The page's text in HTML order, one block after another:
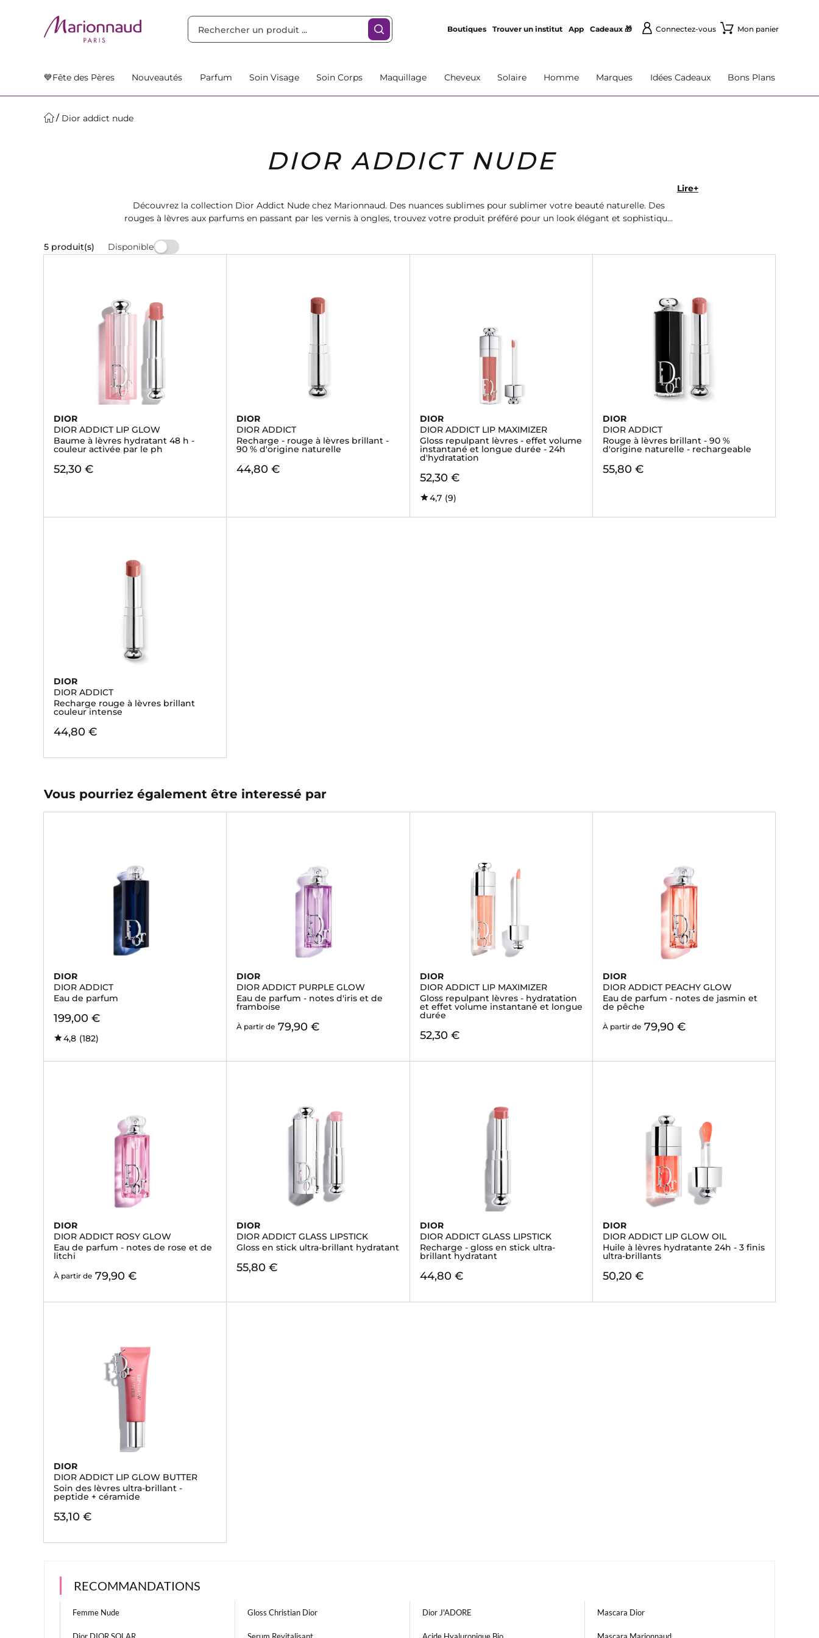
Boutiques Trouver un institut App Cadeaux 🎁 Connectez-vous Mon panier
💙Fête des Pères Nouveautés Parfum Soin Visage Soin Corps Maquillage Cheveux Solaire Homme Marques Idées Cadeaux Bons Plans
Dior addict nude
DIOR ADDICT NUDE
Découvrez la collection Dior Addict Nude chez Marionnaud. Des nuances sublimes pour sublimer votre beauté naturelle. Des
rouges à lèvres aux parfums en passant par les vernis à ongles, trouvez votre produit préféré pour un look élégant et sophistiqué.
Lire+
5 produit(s) Disponible
DIOR
DIOR ADDICT LIP GLOW
Baume à lèvres hydratant 48 h -
couleur activée par le ph
52,30 €
DIOR
DIOR ADDICT
Recharge - rouge à lèvres brillant -
90 % d'origine naturelle
44,80 €
DIOR
DIOR ADDICT LIP MAXIMIZER
Gloss repulpant lèvres - effet volume
instantané et longue durée - 24h
d'hydratation
52,30 €
4,7 (9)
DIOR
DIOR ADDICT
Rouge à lèvres brillant - 90 %
d'origine naturelle - rechargeable
55,80 €
DIOR
DIOR ADDICT
Recharge rouge à lèvres brillant
couleur intense
44,80 €
Vous pourriez également être interessé par
DIOR
DIOR ADDICT
Eau de parfum
199,00 €
4,8 (182)
DIOR
DIOR ADDICT PURPLE GLOW
Eau de parfum - notes d'iris et de
framboise
À partir de 79,90 €
DIOR
DIOR ADDICT LIP MAXIMIZER
Gloss repulpant lèvres - hydratation
et effet volume instantané et longue
durée
52,30 €
DIOR
DIOR ADDICT PEACHY GLOW
Eau de parfum - notes de jasmin et
de pêche
À partir de 79,90 €
DIOR
DIOR ADDICT ROSY GLOW
Eau de parfum - notes de rose et de
litchi
À partir de 79,90 €
DIOR
DIOR ADDICT GLASS LIPSTICK
Gloss en stick ultra-brillant hydratant
55,80 €
DIOR
DIOR ADDICT GLASS LIPSTICK
Recharge - gloss en stick ultra-
brillant hydratant
44,80 €
DIOR
DIOR ADDICT LIP GLOW OIL
Huile à lèvres hydratante 24h - 3 finis
ultra-brillants
50,20 €
DIOR
DIOR ADDICT LIP GLOW BUTTER
Soin des lèvres ultra-brillant -
peptide + céramide
53,10 €
RECOMMANDATIONS
Femme Nude Gloss Christian Dior Dior J'ADORE Mascara Dior